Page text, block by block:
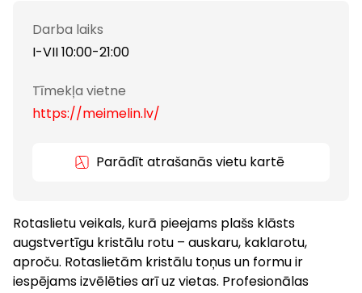
Darba laiks
I-VII 10:00-21:00
Tīmekļa vietne
https://meimelin.lv/
Parādīt atrašanās vietu kartē
Rotaslietu veikals, kurā pieejams plašs klāsts
augstvertīgu kristālu rotu – auskaru, kaklarotu,
aproču. Rotaslietām kristālu toņus un formu ir
iespējams izvēlēties arī uz vietas. Profesionālas